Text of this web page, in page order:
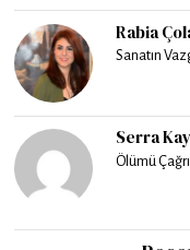
Rabia
Sanatın
Serra
Ölümü